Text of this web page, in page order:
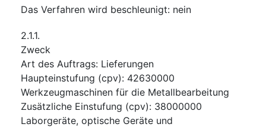
Das Verfahren wird beschleunigt: nein
2.1.1.
Zweck
Art des Auftrags: Lieferungen
Haupteinstufung (cpv): 42630000
Werkzeugmaschinen für die Metallbearbeitung
Zusätzliche Einstufung (cpv): 38000000
Laborgeräte, optische Geräte und